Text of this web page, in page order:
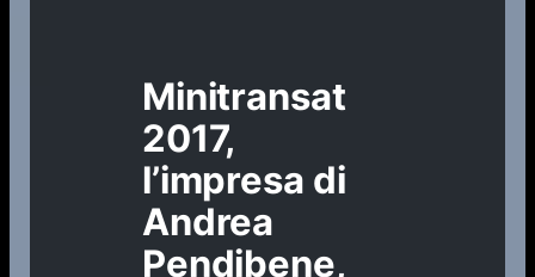
Minitransat
2017,
l’impresa di
Andrea
Pendibene,